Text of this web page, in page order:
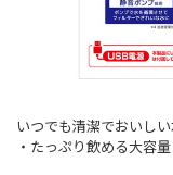
いつでも清潔でおいしい
・たっぷり飲める大容